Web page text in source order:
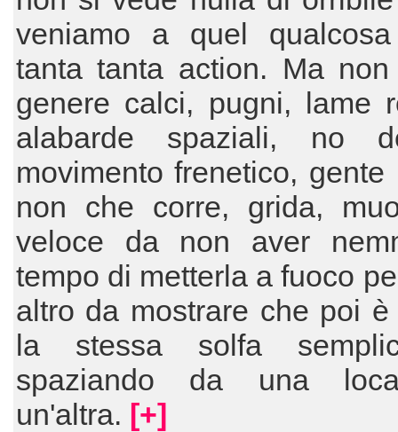
veniamo a quel
tanta tanta action. Ma
genere calci, pugni, lame
alabarde spaziali, no
movimento frenetico, gente
non che corre, grida,
veloce da non aver
tempo di metterla a fuoco
altro da mostrare che poi è
la stessa solfa
spaziando da una
un'altra. [+]